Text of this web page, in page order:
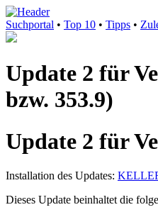
Suchportal • Top 10 • Tipps •
Update 2 für
bzw. 353.9)
Update 2 für
Installation des Updates:
Dieses Update beinhaltet die